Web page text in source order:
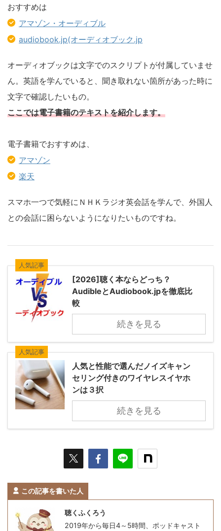
おすすめは
アマゾン・オーディブル
audiobook.jp(オーディオブック.jp
オーディオブックは文字でのスクリプトが付属していませ
ん。英語を学んでいると、聞き取れない箇所があった時に
文字で確認したいもの。
ここでは電子書籍のテキストを紹介します。
電子書籍でおすすめは、
アマゾン
楽天
スマホ一つで気軽にＮＨＫラジオ英会話を学んで、外国人
との会話に困らないようになりたいものですね。
人気記事
[2026]聴く本ならどっち？
AudibleとAudiobook.jpを徹底比
較
続きを見る
人気記事
人気と性能で選んだノイズキャン
セリング付きのワイヤレスイヤホ
ンは３択
続きを見る
この記事を書いた人
聴くふくろう
2019年から毎日4～5時間、ポッドキャスト